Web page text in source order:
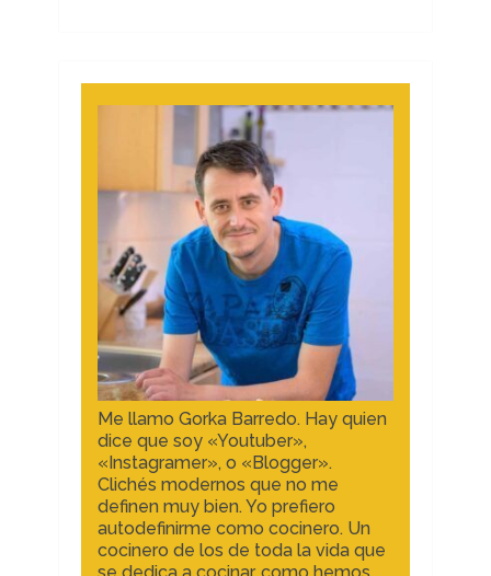
Me llamo Gorka Barredo. Hay quien
dice que soy «Youtuber»,
«Instagramer», o «Blogger».
Clichés modernos que no me
definen muy bien. Yo prefiero
autodefinirme como cocinero. Un
cocinero de los de toda la vida que